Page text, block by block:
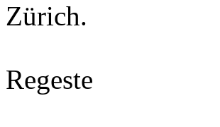
Zürich.
Regeste